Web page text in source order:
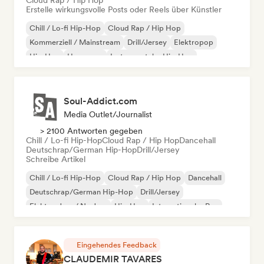
Erstelle wirkungsvolle Posts oder Reels über Künstler
Chill / Lo-fi Hip-Hop
Cloud Rap / Hip Hop
Kommerziell / Mainstream
Drill/Jersey
Elektropop
Hip-Hop
Hyperpop Instrumentaler Hip-Hop
Soul-Addict.com
Media Outlet/Journalist
> 2100 Antworten gegeben
Chill / Lo-fi Hip-HopCloud Rap / Hip HopDancehall
Deutschrap/German Hip-HopDrill/Jersey
Schreibe Artikel
Chill / Lo-fi Hip-Hop Cloud Rap / Hip Hop
Dancehall
Deutschrap/German Hip-Hop
Drill/Jersey
Elektro-Jazz / Nu Jazz
Hip-Hop Internationaler Rap
Eingehendes Feedback
CLAUDEMIR TAVARES